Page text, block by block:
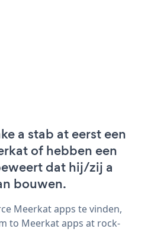
a stab at eerst een
of hebben een
dat hij/zij a
bouwen.
Meerkat apps te vinden,
to Meerkat apps at rock-